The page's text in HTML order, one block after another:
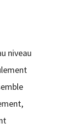
niveau